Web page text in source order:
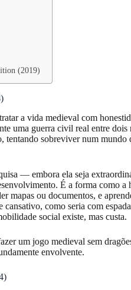
(2019)
a vida medieval com
uma guerra civil real entre
tentando sobreviver num mundo
— embora ela seja
É a forma como a
mapas ou documentos, e
como seria com
social existe, mas custa.
um jogo medieval sem
envolvente.